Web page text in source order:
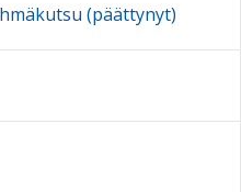
(päättynyt)